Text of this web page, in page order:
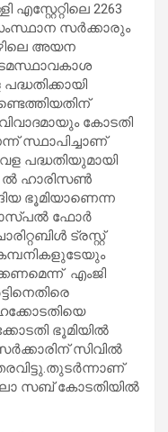
2263
സർക്കാരും
അയന
കോടതി
സ്ഥാപിച്ചാണ്
പദ്ധതിയുമായി
ൽ ഹാരിസൺ
ഭൂമിയാണെന്ന
ഫോർ
ട്രസ്റ്റ്
എംജി
ഭൂമിയിൽ
സിവിൽ
സബ് കോടതിയിൽ